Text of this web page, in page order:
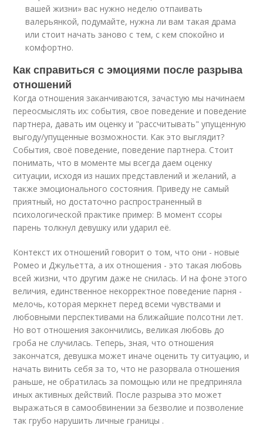
вашей жизни» вас нужно неделю отпаивать
валерьянкой, подумайте, нужна ли вам такая драма
или стоит начать заново с тем, с кем спокойно и
комфортно.
Как справиться с эмоциями после разрыва
отношений
Когда отношения заканчиваются, зачастую мы начинаем
переосмыслять их: события, свое поведение и поведение
партнера, давать им оценку и "рассчитывать" упущенную
выгоду/упущенные возможности. Как это выглядит?
События, своё поведение, поведение партнера. Стоит
понимать, что в моменте мы всегда даем оценку
ситуации, исходя из наших представлений и желаний, а
также эмоционального состояния. Приведу не самый
приятный, но достаточно распространенный в
психологической практике пример: В момент ссоры
парень толкнул девушку или ударил её.
Контекст их отношений говорит о том, что они - новые
Ромео и Джульетта, а их отношения - это такая любовь
всей жизни, что другим даже не снилась. И на фоне этого
величия, единственное некорректное поведение парня -
мелочь, которая меркнет перед всеми чувствами и
любовными перспективами на ближайшие полсотни лет.
Но вот отношения закончились, великая любовь до
гроба не случилась. Теперь, зная, что отношения
закончатся, девушка может иначе оценить ту ситуацию, и
начать винить себя за то, что не разорвала отношения
раньше, не обратилась за помощью или не предприняла
иных активных действий. После разрыва это может
выражаться в самообвинении за безволие и позволение
так грубо нарушить личные границы .